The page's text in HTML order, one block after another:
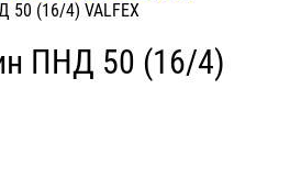
(16/4) VALFEX
ПНД 50 (16/4)